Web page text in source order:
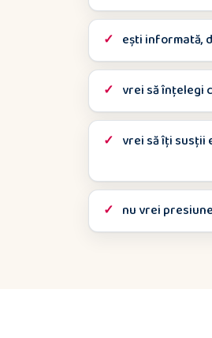
ești informată,
vrei să înțelegi
vrei să îți susții
nu vrei